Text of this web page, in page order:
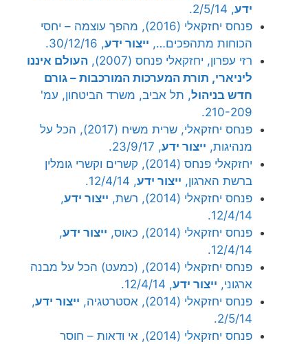
ידע, 2/5/14.
פנחס יחזקאלי (2016), מהפך עוצמה – יחסי
הכוחות מתהפכים…, ייצור ידע, 30/12/16.
רזי עפרון, יחזקאלי פנחס (2007),
העולם איננו
ליניארי, תורת המערכות המורכבות – גורם
חדש בניהול, תל אביב, משרד הביטחון, עמ'
210-209.
פנחס יחזקאלי, שרית משיח (2017), הכל על
מנהיגות, ייצור ידע, 23/9/17.
יחזקאלי פנחס (2014), קשרים וקשרי גומלין
ברשת הארגון, ייצור ידע, 12/4/14.
פנחס יחזקאלי (2014), רשת,
ייצור ידע,
12/4/14.
פנחס יחזקאלי (2014), כאוס,
ייצור ידע,
12/4/14.
פנחס יחזקאלי (2014), (כמעט) הכל על מבנה
ארגוני, ייצור ידע, 12/4/14.
פנחס יחזקאלי (2014), אסטרטגיה,
ייצור ידע,
2/5/14.
פנחס יחזקאלי (2014), אי ודאות – חוסר